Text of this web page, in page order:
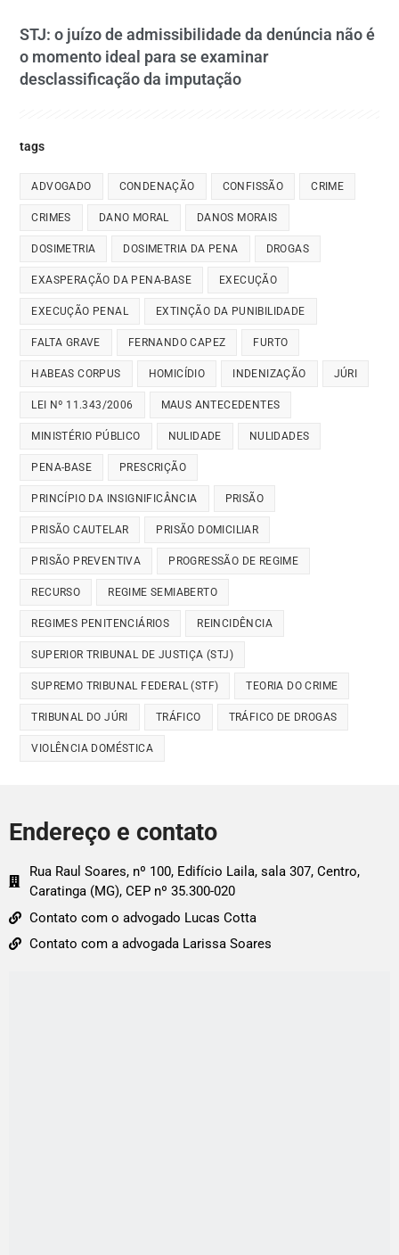
STJ: o juízo de admissibilidade da denúncia não é
o momento ideal para se examinar
desclassificação da imputação
tags
ADVOGADO CONDENAÇÃO CONFISSÃO CRIME
CRIMES DANO MORAL DANOS MORAIS
DOSIMETRIA DOSIMETRIA DA PENA DROGAS
EXASPERAÇÃO DA PENA-BASE EXECUÇÃO
EXECUÇÃO PENAL EXTINÇÃO DA PUNIBILIDADE
FALTA GRAVE FERNANDO CAPEZ FURTO
HABEAS CORPUS HOMICÍDIO INDENIZAÇÃO JÚRI
LEI Nº 11.343/2006 MAUS ANTECEDENTES
MINISTÉRIO PÚBLICO NULIDADE NULIDADES
PENA-BASE PRESCRIÇÃO
PRINCÍPIO DA INSIGNIFICÂNCIA PRISÃO
PRISÃO CAUTELAR PRISÃO DOMICILIAR
PRISÃO PREVENTIVA PROGRESSÃO DE REGIME
RECURSO REGIME SEMIABERTO
REGIMES PENITENCIÁRIOS REINCIDÊNCIA
SUPERIOR TRIBUNAL DE JUSTIÇA (STJ)
SUPREMO TRIBUNAL FEDERAL (STF) TEORIA DO CRIME
TRIBUNAL DO JÚRI TRÁFICO TRÁFICO DE DROGAS
VIOLÊNCIA DOMÉSTICA
Endereço e contato
Rua Raul Soares, nº 100, Edifício Laila, sala 307, Centro,
Caratinga (MG), CEP nº 35.300-020
Contato com o advogado Lucas Cotta
Contato com a advogada Larissa Soares